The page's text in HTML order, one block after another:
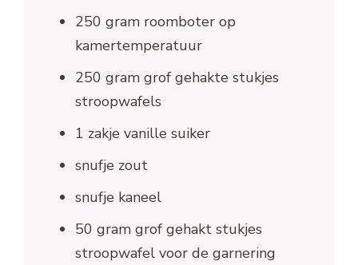
250 gram roomboter op
kamertemperatuur
250 gram grof gehakte stukjes
stroopwafels
1 zakje vanille suiker
snufje zout
snufje kaneel
50 gram grof gehakt stukjes
stroopwafel voor de garnering